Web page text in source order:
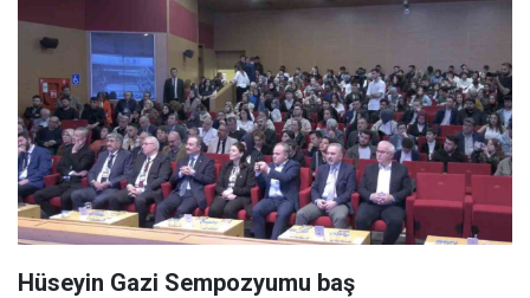
Hüseyin Gazi Sempozyumu baş